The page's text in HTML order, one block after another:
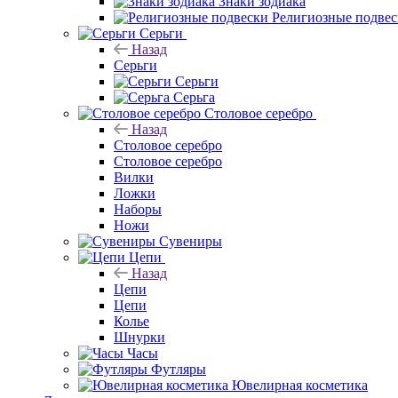
Религиозные
Серьги
Назад
Серьги
Серьги
Серьга
Столовое серебро
Назад
Столовое серебро
Столовое серебро
Вилки
Ложки
Наборы
Ножи
Сувениры
Цепи
Назад
Цепи
Цепи
Колье
Шнурки
Часы
Футляры
Ювелирная косметика